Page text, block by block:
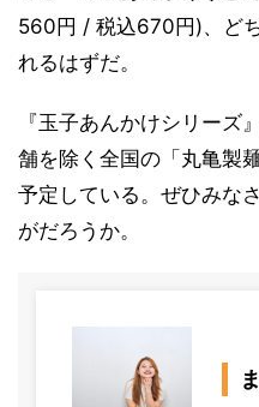
560円 / 税込670円)、ど
れるはずだ。
『玉子あんかけシリーズ
舗を除く全国の「丸亀製
予定している。ぜひみな
がだろうか。